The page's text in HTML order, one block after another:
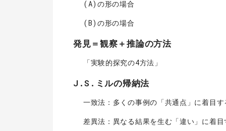
(A)の形の場合
(B)の形の場合
発見＝観察＋推論の方法
「実験的探究の4方法」
J.S.ミルの帰納法
一致法：多くの事例の「共通点」に着目す
差異法：異なる結果を生む「違い」に着目